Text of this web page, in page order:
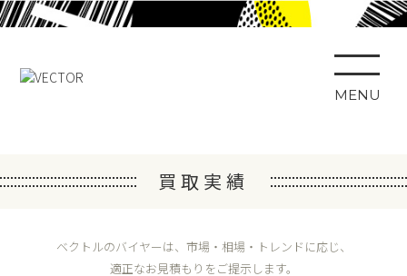
MENU
買取実績
ベクトルのバイヤーは、市場・相場・トレンドに応じ、
適正なお見積もりをご提示します。